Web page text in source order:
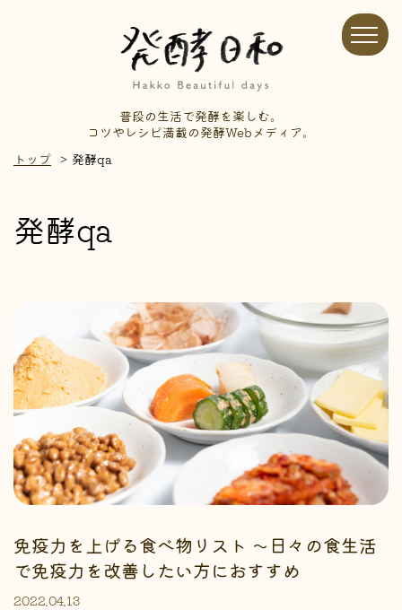
普段の生活で発酵を楽しむ。
コツやレシピ満載の発酵Webメディア。
トップ
発酵qa
発酵qa
免疫力を上げる食べ物リスト 〜日々の食生活
で免疫力を改善したい方におすすめ
2022.04.13